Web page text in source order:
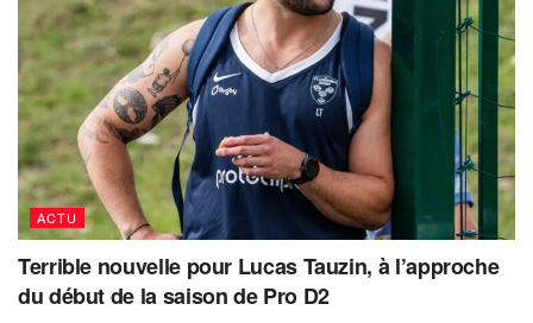
ACTU
Terrible nouvelle pour Lucas Tauzin, à l’approche
du début de la saison de Pro D2